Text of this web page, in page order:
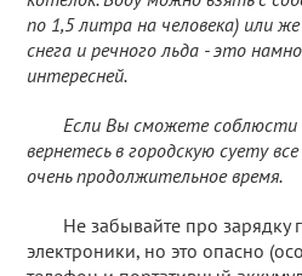
по 1,5 литра на человека) или
снега и речного льда - это
интересней.
Если Вы сможете соблюсти
вернетесь в городскую суету
очень продолжительное время.
Не забывайте про зарядку
электроники, но это опасно